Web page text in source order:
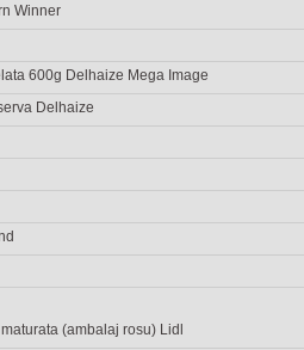
Winner
600g Delhaize Mega Image
Delhaize
(ambalaj rosu) Lidl